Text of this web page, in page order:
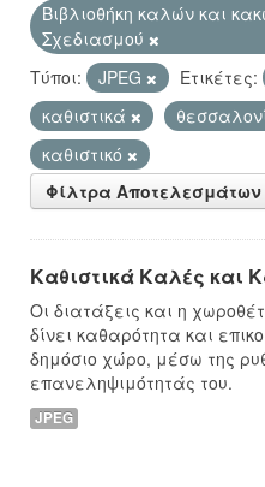
Βιβλιοθήκη καλών και
Σχεδιασμού
Τύποι:
JPEG Ετικέτες:
καθιστικά
καθιστικό
Φίλτρα Αποτελεσμάτων
Καθιστικά Καλές και
Οι διατάξεις και η
δίνει καθαρότητα και
δημόσιο χώρο, μέσω της
επανεληψιμότητάς του.
JPEG